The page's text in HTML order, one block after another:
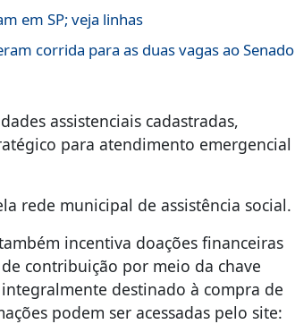
em SP; veja linhas
corrida para as duas vagas ao Senado
assistenciais cadastradas,
para atendimento emergencial
rede municipal de assistência social.
incentiva doações financeiras
contribuição por meio da chave
destinado à compra de
podem ser acessadas pelo site: